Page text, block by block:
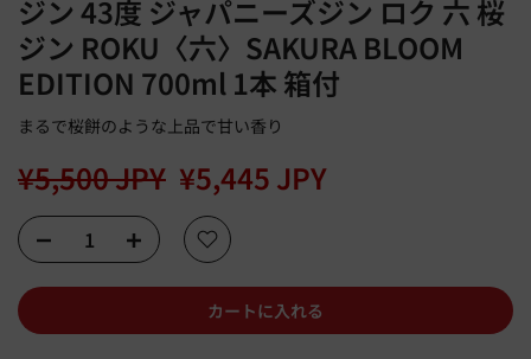
ジン 43度 ジャパニーズジン ロク 六 桜
ジン ROKU〈六〉SAKURA BLOOM
EDITION 700ml 1本 箱付
まるで桜餅のような上品で甘い香り
¥5,500 JPY ¥5,445 JPY
カートに入れる